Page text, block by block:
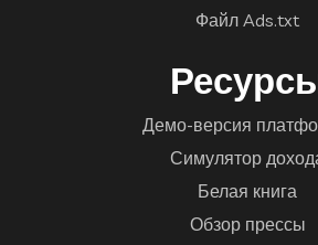
Файл Ads.txt
Демо-версия
Симулятор
Белая книга
Обзор прессы